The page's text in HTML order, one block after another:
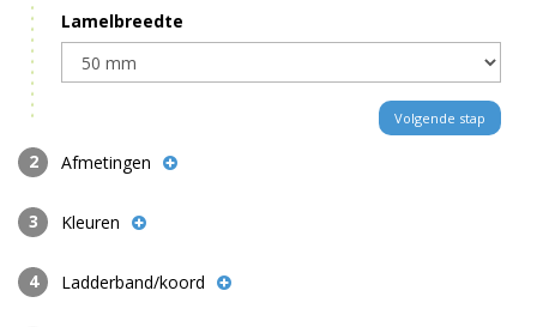
Lamelbreedte
Volgende stap
Afmetingen
Kleuren
Ladderband/koord